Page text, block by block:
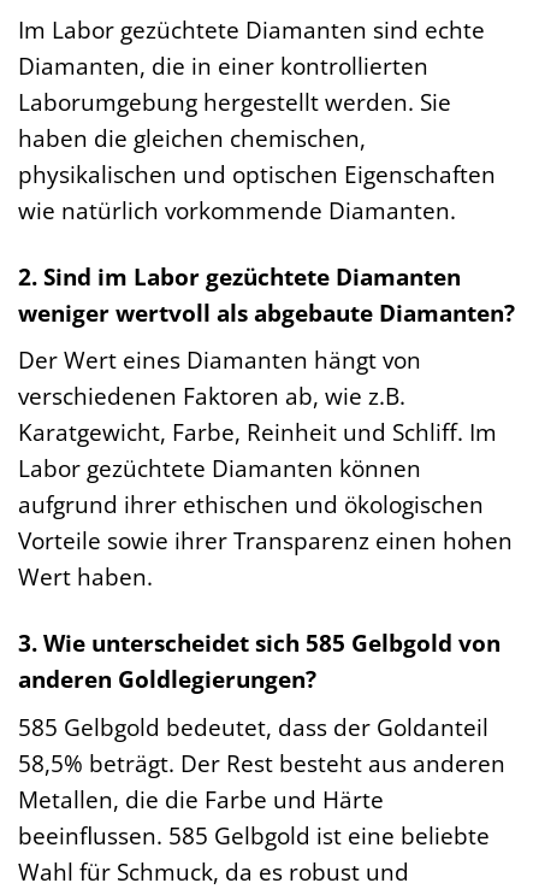
Im Labor gezüchtete Diamanten sind echte
Diamanten, die in einer kontrollierten
Laborumgebung hergestellt werden. Sie
haben die gleichen chemischen,
physikalischen und optischen Eigenschaften
wie natürlich vorkommende Diamanten.
2. Sind im Labor gezüchtete Diamanten
weniger wertvoll als abgebaute Diamanten?
Der Wert eines Diamanten hängt von
verschiedenen Faktoren ab, wie z.B.
Karatgewicht, Farbe, Reinheit und Schliff. Im
Labor gezüchtete Diamanten können
aufgrund ihrer ethischen und ökologischen
Vorteile sowie ihrer Transparenz einen hohen
Wert haben.
3. Wie unterscheidet sich 585 Gelbgold von
anderen Goldlegierungen?
585 Gelbgold bedeutet, dass der Goldanteil
58,5% beträgt. Der Rest besteht aus anderen
Metallen, die die Farbe und Härte
beeinflussen. 585 Gelbgold ist eine beliebte
Wahl für Schmuck, da es robust und